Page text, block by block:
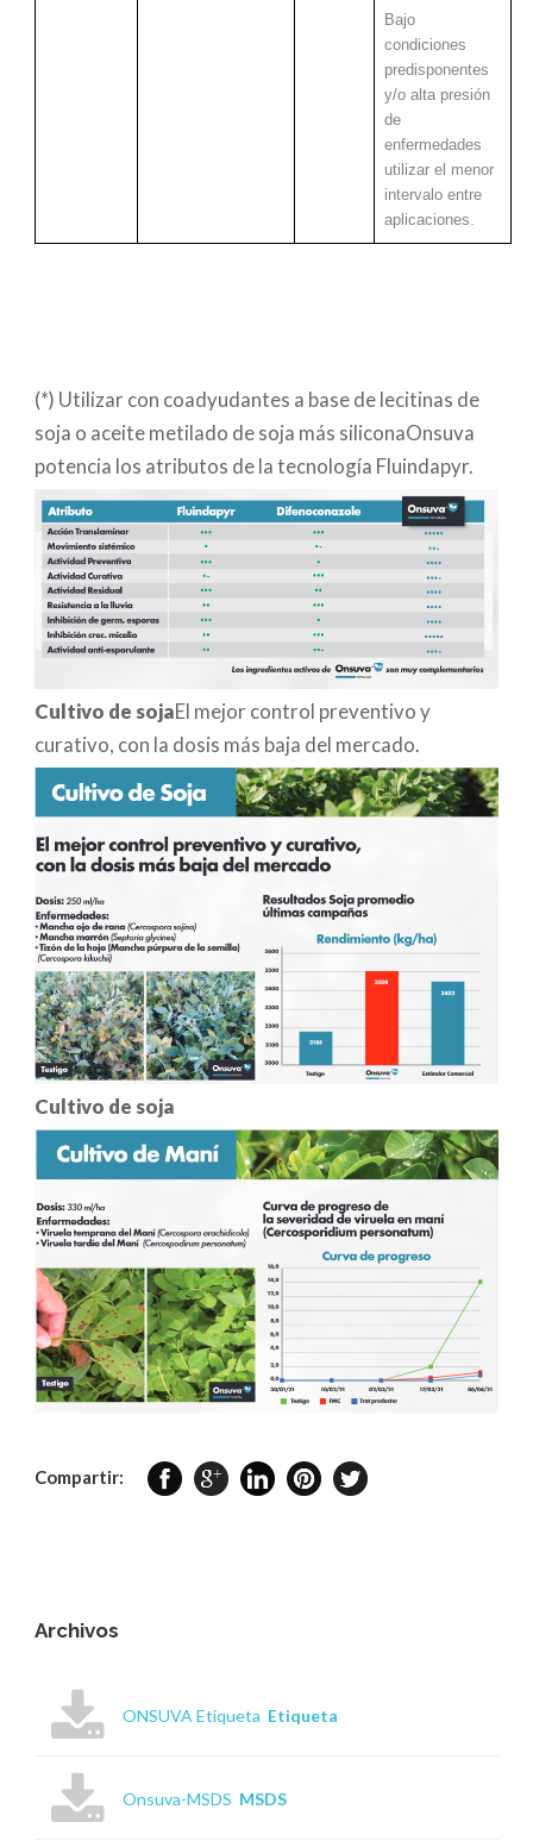
Bajo
condiciones
predisponentes
y/o alta presión
de
enfermedades
utilizar el menor
intervalo entre
aplicaciones.
(*) Utilizar con coadyudantes a base de lecitinas de
soja o aceite metilado de soja más siliconaOnsuva
potencia los atributos de la tecnología Fluindapyr.
Cultivo de sojaEl mejor control preventivo y
curativo, con la dosis más baja del mercado.
Cultivo de soja
Compartir:
Archivos
ONSUVA Etiqueta Etiqueta
Onsuva-MSDS MSDS